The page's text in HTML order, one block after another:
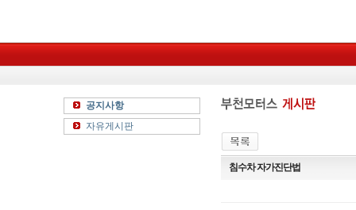
공지사항
자유게시판
침수차 자가진단법